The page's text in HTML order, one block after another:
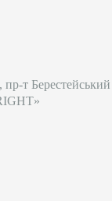
т Берестейський